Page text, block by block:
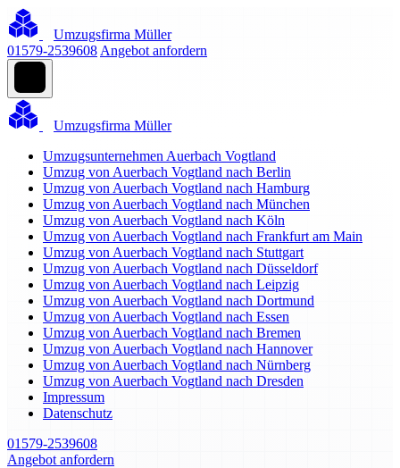
Umzugsfirma Müller
01579-2539608 Angebot anfordern
Umzugsfirma Müller
Umzugsunternehmen Auerbach Vogtland
Umzug von Auerbach Vogtland nach Berlin
Umzug von Auerbach Vogtland nach Hamburg
Umzug von Auerbach Vogtland nach München
Umzug von Auerbach Vogtland nach Köln
Umzug von Auerbach Vogtland nach Frankfurt am Main
Umzug von Auerbach Vogtland nach Stuttgart
Umzug von Auerbach Vogtland nach Düsseldorf
Umzug von Auerbach Vogtland nach Leipzig
Umzug von Auerbach Vogtland nach Dortmund
Umzug von Auerbach Vogtland nach Essen
Umzug von Auerbach Vogtland nach Bremen
Umzug von Auerbach Vogtland nach Hannover
Umzug von Auerbach Vogtland nach Nürnberg
Umzug von Auerbach Vogtland nach Dresden
Impressum
Datenschutz
01579-2539608
Angebot anfordern